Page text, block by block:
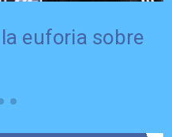
euforia sobre